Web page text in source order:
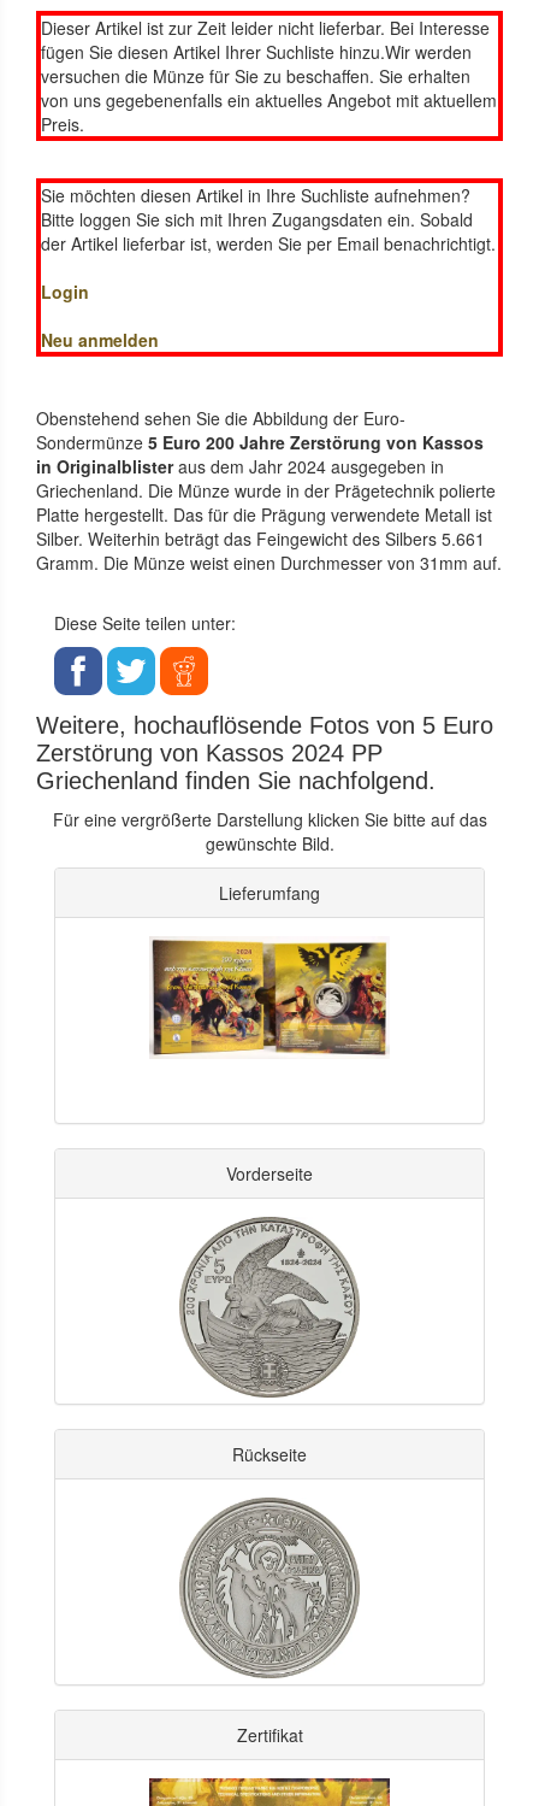
Dieser Artikel ist zur Zeit leider nicht lieferbar. Bei Interesse
fügen Sie diesen Artikel Ihrer Suchliste hinzu.Wir werden
versuchen die Münze für Sie zu beschaffen. Sie erhalten
von uns gegebenenfalls ein aktuelles Angebot mit aktuellem
Preis.
Sie möchten diesen Artikel in Ihre Suchliste aufnehmen?
Bitte loggen Sie sich mit Ihren Zugangsdaten ein. Sobald
der Artikel lieferbar ist, werden Sie per Email benachrichtigt.
Login
Neu anmelden
Obenstehend sehen Sie die Abbildung der Euro-
Sondermünze 5 Euro 200 Jahre Zerstörung von Kassos
in Originalblisteraus dem Jahr 2024 ausgegeben in
Griechenland. Die Münze wurde in der Prägetechnik polierte
Platte hergestellt. Das für die Prägung verwendete Metall ist
Silber. Weiterhin beträgt das Feingewicht des Silbers 5.661
Gramm. Die Münze weist einen Durchmesser von 31mm auf.
Diese Seite teilen unter:
Weitere, hochauflösende Fotos von 5 Euro
Zerstörung von Kassos 2024 PP
Griechenland finden Sie nachfolgend.
Für eine vergrößerte Darstellung klicken Sie bitte auf das
gewünschte Bild.
Lieferumfang
Vorderseite
Rückseite
Zertifikat